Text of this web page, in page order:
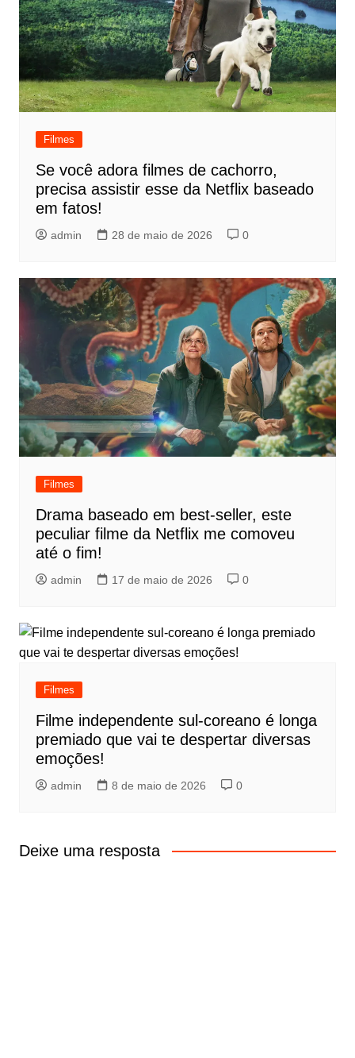
Filmes
Se você adora filmes de cachorro,
precisa assistir esse da Netflix baseado
em fatos!
admin 28 de maio de 2026 0
Filmes
Drama baseado em best-seller, este
peculiar filme da Netflix me comoveu
até o fim!
admin 17 de maio de 2026 0
Filmes
Filme independente sul-coreano é longa
premiado que vai te despertar diversas
emoções!
admin 8 de maio de 2026 0
Deixe uma resposta